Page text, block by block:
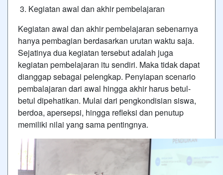
3. Kegiatan awal dan akhir pembelajaran
Kegiatan awal dan akhir pembelajaran sebenarnya
hanya pembagian berdasarkan urutan waktu saja.
Sejatinya dua kegiatan tersebut adalah juga
kegiatan pembelajaran itu sendiri. Maka tidak dapat
dianggap sebagai pelengkap. Penyiapan scenario
pembalajaran dari awal hingga akhir harus betul-
betul dipehatikan. Mulai dari pengkondisian siswa,
berdoa, apersepsi, hingga refleksi dan penutup
memiliki nilai yang sama pentingnya.